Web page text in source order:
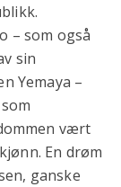
– som også
sin
Yemaya –
vært
En drøm
ganske